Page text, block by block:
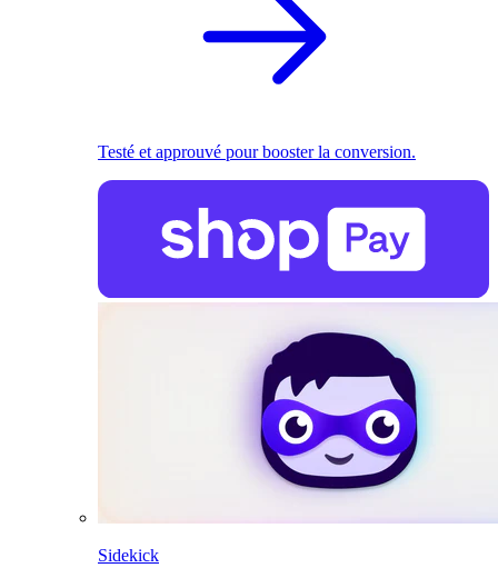
Testé et approuvé pour booster la conversion.
Sidekick